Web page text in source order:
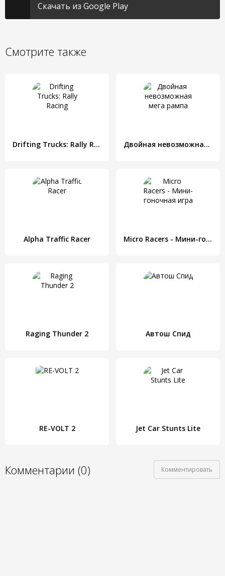
Скачать из Google Play
Смотрите также
Drifting Trucks: Rally Racing Двойная невозможная мега рампа
Alpha Traffic Racer Micro Racers - Мини-гоночная игра
Raging Thunder 2 Автош Спид
RE-VOLT 2 Jet Car Stunts Lite
Комментарии (0) Комментировать